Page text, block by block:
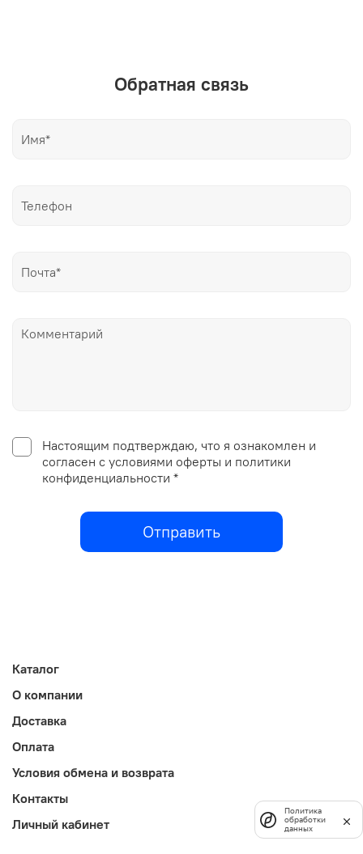
Обратная связь
Настоящим подтверждаю, что я ознакомлен и
согласен с условиями оферты и политики
конфиденциальности *
Отправить
Каталог
О компании
Доставка
Оплата
Условия обмена и возврата
Контакты
Личный кабинет
Политика
обработки
данных